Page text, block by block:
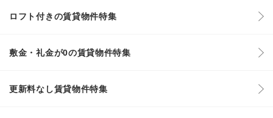
ロフト付きの賃貸物件特集
敷金・礼金が0の賃貸物件特集
更新料なし賃貸物件特集